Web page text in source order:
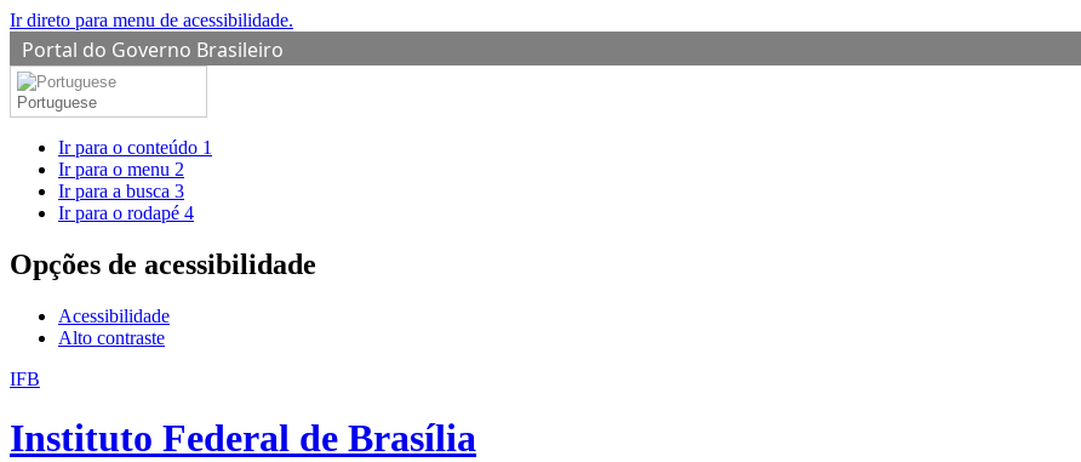
Ir direto para menu de acessibilidade.
Portal do Governo Brasileiro
Portuguese
Ir para o conteúdo 1
Ir para o menu 2
Ir para a busca 3
Ir para o rodapé 4
Opções de acessibilidade
Acessibilidade
Alto contraste
IFB
Instituto Federal de Brasília